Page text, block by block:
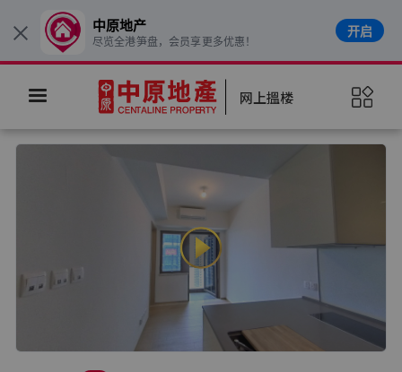
网上搵楼
× 中原地产
尽览全港笋盘，会员享更多优惠！
开启